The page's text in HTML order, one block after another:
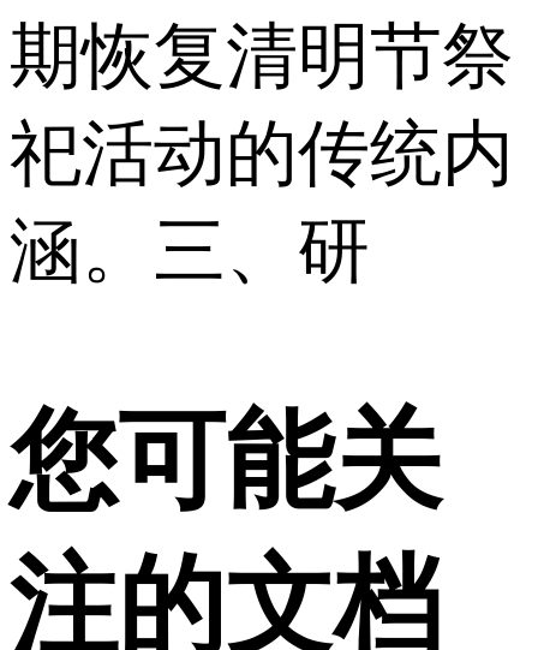
期恢复清明节祭
祀活动的传统内
涵。 三、研
您可能关
注的文档